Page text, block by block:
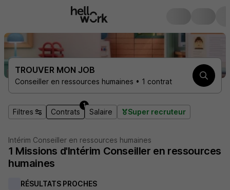
TROUVER MON JOB
Conseiller en ressources humaines • 1 contrat
Filtres Contrats
1
Salaire Super recruteur
Intérim Conseiller en ressources humaines
1 Missions d'Intérim Conseiller en ressources
humaines
RÉSULTATS PROCHES